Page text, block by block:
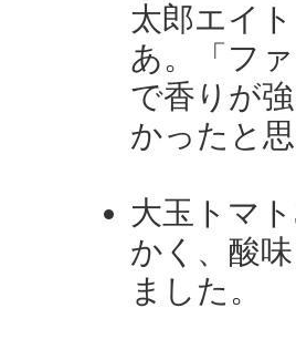
太郎エイ
あ。「フ
で香りが
かったと
大玉トマ
かく、酸
ました。